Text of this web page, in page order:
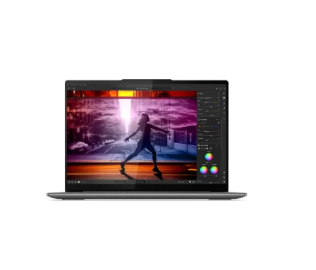
Điểm nổi bật
Core Ultra 7 155H
Ngân sách
Trung bình
Cao